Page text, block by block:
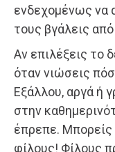
ενδεχομένως να
τους βγάλεις
Αν επιλέξεις το
όταν νιώσεις
Εξάλλου, αργά ή
στην
έπρεπε. Μπορείς
φίλους! Φίλους